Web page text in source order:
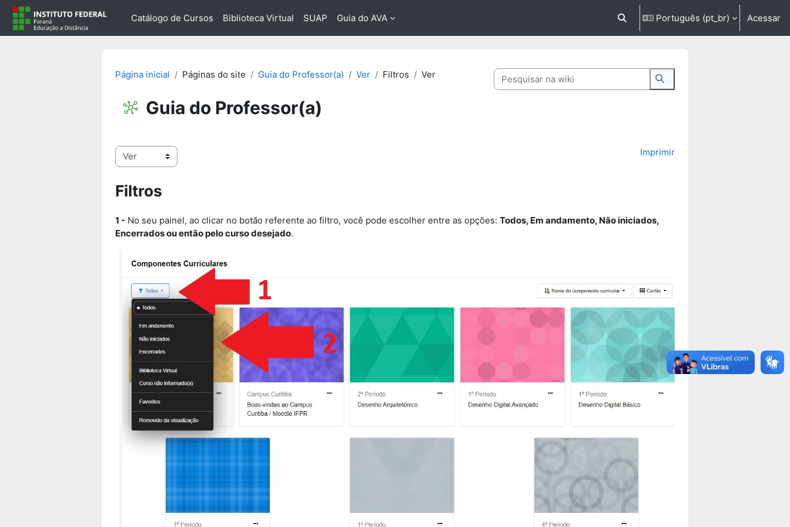
Ir para o conteúdo principal
Catálogo de Cursos
Biblioteca Virtual SUAP Guia do AVA Alternar entrada de pesquisa
Português ‎(pt_br)‎ Acessar
Página inicial Páginas do site Guia do Professor(a) Ver Filtros Ver
Pesquisar na wiki
Pesquisar na wiki
Guia do Professor(a)
Imprimir
Filtros
1 - No seu painel, ao clicar no botão referente ao filtro, você pode escolher entre as opções: Todos, Em andamento, Não iniciados,
Encerrados ou então pelo curso desejado.